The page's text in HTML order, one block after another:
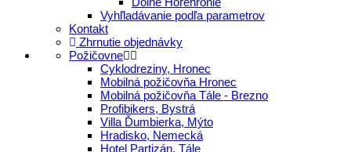
Vyhľladávanie podľa parametrov
Kontakt
Zhrnutie objednávky
Požičovne
Cyklodreziny, Hronec
Mobilná požičovňa Hronec
Mobilná požičovňa Tále - Brezno
Profibikers, Bystrá
Villa Ďumbierka, Mýto
Hradisko, Nemecká
Hotel Partizán, Tále